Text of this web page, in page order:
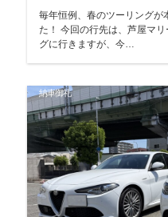
毎年恒例、春のツーリングが
た！ 今回の行先は、芦屋マリーナです。 毎回、遠くにツーリン
グに行きますが、今…
納車御礼